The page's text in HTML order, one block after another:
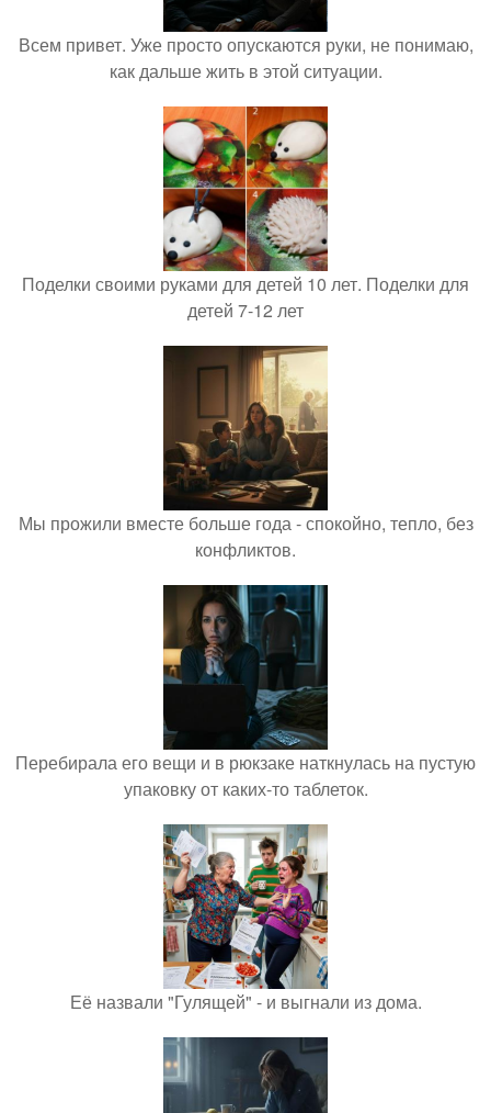
Всем привет. Уже просто опускаются руки, не понимаю,
как дальше жить в этой ситуации.
Поделки своими руками для детей 10 лет. Поделки для
детей 7-12 лет
Мы прожили вместе больше года - спокойно, тепло, без
конфликтов.
Перебирала его вещи и в рюкзаке наткнулась на пустую
упаковку от каких-то таблеток.
Её назвали "Гулящей" - и выгнали из дома.